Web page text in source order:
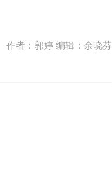
作者：郭婷 编辑：余晓芬